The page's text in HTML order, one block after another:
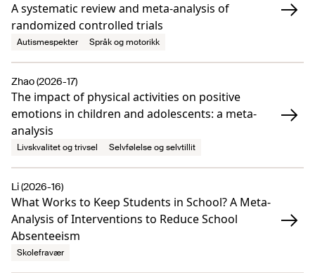
A systematic review and meta-analysis of
randomized controlled trials
Autismespekter Språk og motorikk
The impact of physical activities on positive
emotions in children and adolescents: a meta-
analysis
Zhao (2026-17)
Livskvalitet og trivsel Selvfølelse og selvtillit
What Works to Keep Students in School? A Meta-
Analysis of Interventions to Reduce School
Absenteeism
Li (2026-16)
Skolefravær